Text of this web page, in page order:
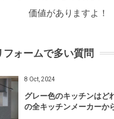
価値がありますよ！
フォームで多い質問
8 Oct, 2024
グレー色のキッチンはど
の全キッチンメーカーか